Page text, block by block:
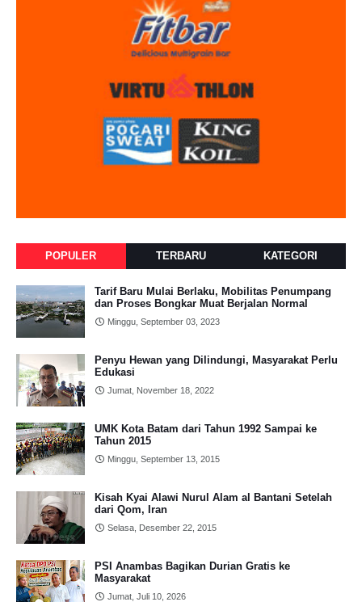
POPULER TERBARU KATEGORI
Tarif Baru Mulai Berlaku, Mobilitas Penumpang
dan Proses Bongkar Muat Berjalan Normal
Minggu, September 03, 2023
Penyu Hewan yang Dilindungi, Masyarakat Perlu
Edukasi
Jumat, November 18, 2022
UMK Kota Batam dari Tahun 1992 Sampai ke
Tahun 2015
Minggu, September 13, 2015
Kisah Kyai Alawi Nurul Alam al Bantani Setelah
dari Qom, Iran
Selasa, Desember 22, 2015
PSI Anambas Bagikan Durian Gratis ke
Masyarakat
Jumat, Juli 10, 2026